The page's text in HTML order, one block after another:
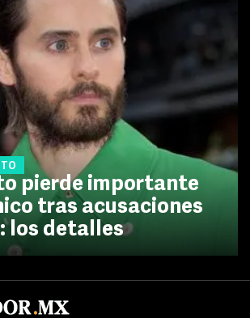
pierde importante
tras acusaciones
los detalles